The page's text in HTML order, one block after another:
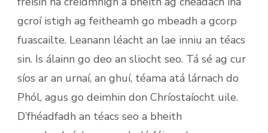
gcroí istigh ag feitheamh go mbeadh a gcorp
fuascailte. Leanann léacht an lae inniu an téacs
sin. Is álainn go deo an sliocht seo. Tá sé ag cur
síos ar an urnaí, an ghuí, téama atá lárnach do
Phól, agus go deimhin don Chríostaíocht uile.
D’fhéadfadh an téacs seo a bheith